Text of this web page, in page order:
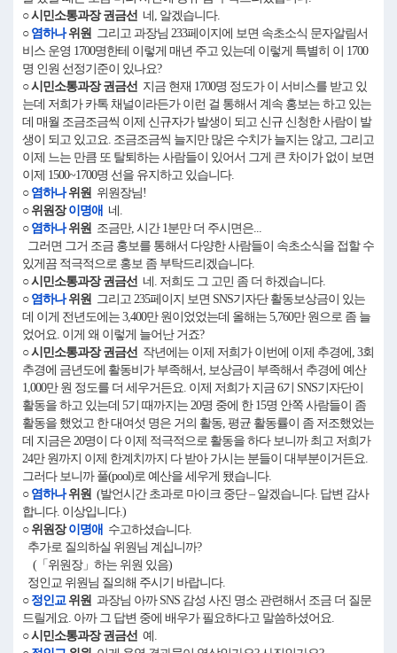
○ 시민소통과장 권금선 네, 알겠습니다.
○ 염하나위원 그리고 과장님 233페이지에 보면 속초소식 문자알림서
비스 운영 1700명한테 이렇게 매년 주고 있는데 이렇게 특별히 이 1700
명 인원 선정기준이 있나요?
○ 시민소통과장 권금선 지금 현재 1700명 정도가 이 서비스를 받고 있
는데 저희가 카톡 채널이라든가 이런 걸 통해서 계속 홍보는 하고 있는
데 매월 조금조금씩 이제 신규자가 발생이 되고 신규 신청한 사람이 발
생이 되고 있고요. 조금조금씩 늘지만 많은 수치가 늘지는 않고, 그리고
이제 느는 만큼 또 탈퇴하는 사람들이 있어서 그게 큰 차이가 없이 보면
이제 1500~1700명 선을 유지하고 있습니다.
○ 염하나위원 위원장님!
○ 위원장이명애 네.
○ 염하나위원 조금만, 시간 1분만 더 주시면은...
그러면 그거 조금 홍보를 통해서 다양한 사람들이 속초소식을 접할 수
있게끔 적극적으로 홍보 좀 부탁드리겠습니다.
○ 시민소통과장 권금선 네. 저희도 그 고민 좀 더 하겠습니다.
○ 염하나위원 그리고 235페이지 보면 SNS기자단 활동보상금이 있는
데 이게 전년도에는 3,400만 원이었었는데 올해는 5,760만 원으로 좀 늘
었어요. 이게 왜 이렇게 늘어난 거죠?
○ 시민소통과장 권금선 작년에는 이제 저희가 이번에 이제 추경에, 3회
추경에 금년도에 활동비가 부족해서, 보상금이 부족해서 추경에 예산
1,000만 원 정도를 더 세우거든요. 이제 저희가 지금 6기 SNS기자단이
활동을 하고 있는데 5기 때까지는 20명 중에 한 15명 안쪽 사람들이 좀
활동을 했었고 한 대여섯 명은 거의 활동, 평균 활동률이 좀 저조했었는
데 지금은 20명이 다 이제 적극적으로 활동을 하다 보니까 최고 저희가
24만 원까지 이제 한계치까지 다 받아 가시는 분들이 대부분이거든요.
그러다 보니까 풀(pool)로 예산을 세우게 됐습니다.
○ 염하나위원 (발언시간 초과로 마이크 중단 – 알겠습니다. 답변 감사
합니다. 이상입니다.)
○ 위원장이명애 수고하셨습니다.
추가로 질의하실 위원님 계십니까?
(「위원장」하는 위원 있음)
정인교 위원님 질의해 주시기 바랍니다.
○ 정인교위원 과장님 아까 SNS 감성 사진 명소 관련해서 조금 더 질문
드릴게요. 아까 그 답변 중에 배우가 필요하다고 말씀하셨어요.
○ 시민소통과장 권금선 예.